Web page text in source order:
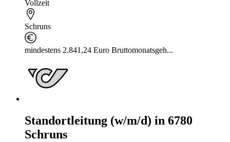
Vollzeit
Schruns
mindestens 2.841,24 Euro Bruttomonatsgeh...
Standortleitung (w/m/d) in 6780
Schruns